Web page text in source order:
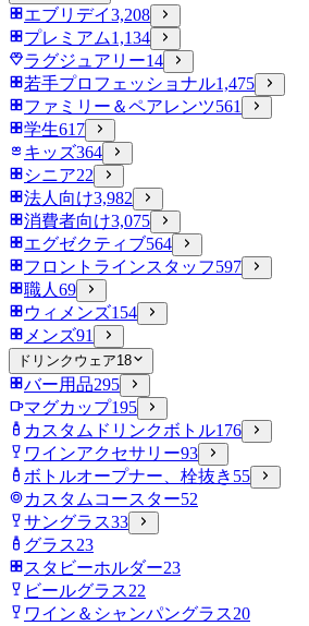
エブリデイ3,208
プレミアム1,134
ラグジュアリー14
若手プロフェッショナル1,475
ファミリー＆ペアレンツ561
学生617
キッズ364
シニア22
法人向け3,982
消費者向け3,075
エグゼクティブ564
フロントラインスタッフ597
職人 69
ウィメンズ154
メンズ91
ドリンクウェア18
バー用品295
マグカップ195
カスタムドリンクボトル176
ワインアクセサリー93
ボトルオープナー、栓抜き 55
カスタムコースター52
サングラス33
グラス23
スタビーホルダー23
ビールグラス22
ワイン＆シャンパングラス20